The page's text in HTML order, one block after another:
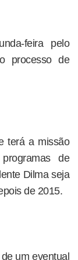
feira pelo
processo de
terá a missão
de
Dilma seja
de 2015.
um eventual